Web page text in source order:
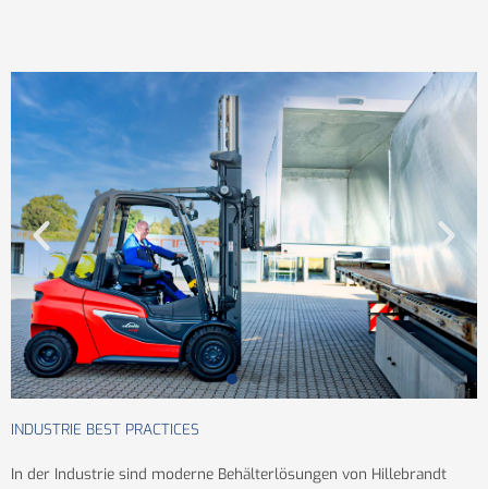
INDUSTRIE BEST PRACTICES
In der Industrie sind moderne Behälterlösungen von Hillebrandt